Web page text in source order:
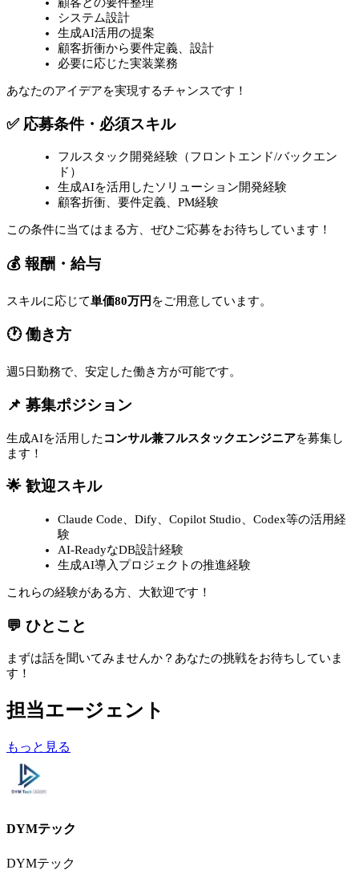
システム設計
生成AI活用の提案
顧客折衝から要件定義、設計
必要に応じた実装業務
あなたのアイデアを実現するチャンスです！
✅ 応募条件・必須スキル
フルスタック開発経験（フロントエンド/バックエン
ド）
生成AIを活用したソリューション開発経験
顧客折衝、要件定義、PM経験
この条件に当てはまる方、ぜひご応募をお待ちしています！
💰 報酬・給与
スキルに応じて単価80万円 をご用意しています。
🕐 働き方
週5日勤務で、安定した働き方が可能です。
📌 募集ポジション
生成AIを活用した コンサル兼フルスタックエンジニアを募集し
ます！
🌟 歓迎スキル
Claude Code、Dify、Copilot Studio、Codex等の活用経
験
AI-ReadyなDB設計経験
生成AI導入プロジェクトの推進経験
これらの経験がある方、大歓迎です！
💬 ひとこと
まずは話を聞いてみませんか？あなたの挑戦をお待ちしていま
す！
担当エージェント
もっと見る
DYMテック
DYMテック